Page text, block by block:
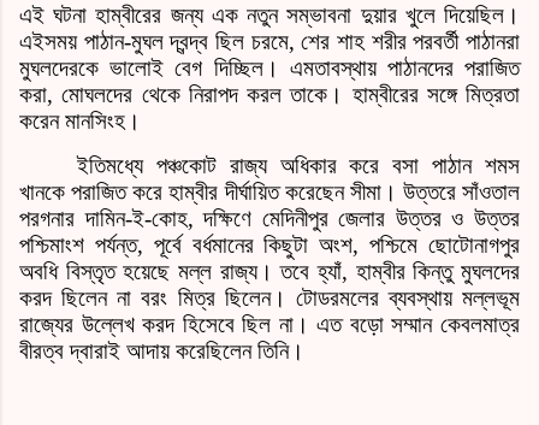
এই ঘটনা হাম্বীরের জন্য এক নতুন সম্ভাবনা দুয়ার খুলে দিয়েছিল।
এইসময় পাঠান-মুঘল দ্বন্দ্ব ছিল চরমে,শের শাহ শরীর পরবর্তী পাঠানরা
মুঘলদেরকে ভালোই বেগ দিচ্ছিল। এমতাবস্থায় পাঠানদের পরাজিত
করা,মোঘলদের থেকে নিরাপদ করল তাকে। হাম্বীরের সঙ্গে মিত্রতা
করেন মানসিংহ।
ইতিমধ্যে পঞ্চকোট রাজ্য অধিকার করে বসা পাঠান শমস
খানকে পরাজিত করে হাম্বীর দীর্ঘায়িত করেছেন সীমা। উত্তরে সাঁওতাল
পরগনার দামিন-ই-কোহ,দক্ষিণে মেদিনীপুর জেলার উত্তর ও উত্তর
পশ্চিমাংশ পর্যন্ত, পূর্বে বর্ধমানের কিছুটা অংশ,পশ্চিমে ছোটোনাগপুর
অবধি বিস্তৃত হয়েছে মল্ল রাজ্য। তবে হ্যাঁ, হাম্বীর কিন্তু মুঘলদের
করদ ছিলেন না বরং মিত্র ছিলেন। টোডরমলের ব্যবস্থায় মল্লভূম
রাজ্যের উল্লেখ করদ হিসেবে ছিল না। এত বড়ো সম্মান কেবলমাত্র
বীরত্ব দ্বারাই আদায় করেছিলেন তিনি।